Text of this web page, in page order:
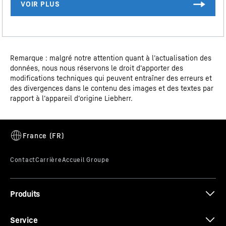
Verre de sécurité
extrêmement résistantes aux chocs. Et grâce aux
bénéficiez d'une surface de présentation très
Certificat CE
Remarque : malgré notre attention quant à l’actualisation des
données, nous nous réservons le droit d’apporter des
modifications techniques qui peuvent entraîner des erreurs et
des divergences dans le contenu des images et des textes par
rapport à l’appareil d’origine Liebherr.
Produits
Service